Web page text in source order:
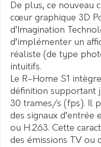
De plus, ce nouveau
cœur graphique 3D
d’Imagination
d’implémenter un
réaliste (de type
intuitifs.
Le R-Home S1
définition supportant
30 trames/s (fps). Il
des signaux d’entrée
ou H.263. Cette
des émissions TV ou